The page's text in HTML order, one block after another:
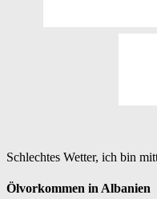
Schlechtes Wetter, ich bin
Ölvorkommen in Albanien